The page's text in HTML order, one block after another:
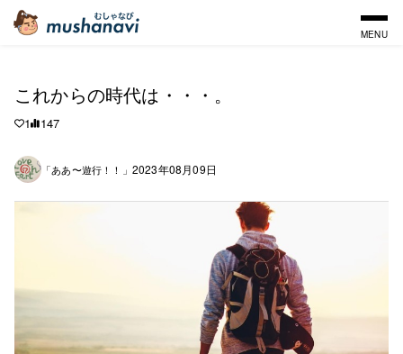
MENU
これからの時代は・・・。
1 147
「ああ〜遊行！！」 2023年08月09日